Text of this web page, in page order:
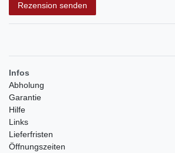
Rezension senden
Infos
Abholung
Garantie
Hilfe
Links
Lieferfristen
Öffnungszeiten